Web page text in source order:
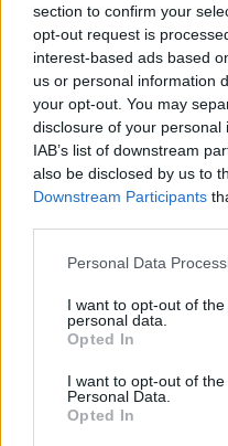
section to confirm your
opt-out request is
interest-based ads based
us or personal information
your opt-out. You may
disclosure of your
IAB’s list of downstream
also be disclosed by us to
Downstream Participants
Personal Data
I want to opt-out of
personal data.
Opted In
I want to opt-out of
Personal Data.
Opted In
Δυναμική και
Ψηφιακών
Δείτε γιατί
25/07/2026 09:07